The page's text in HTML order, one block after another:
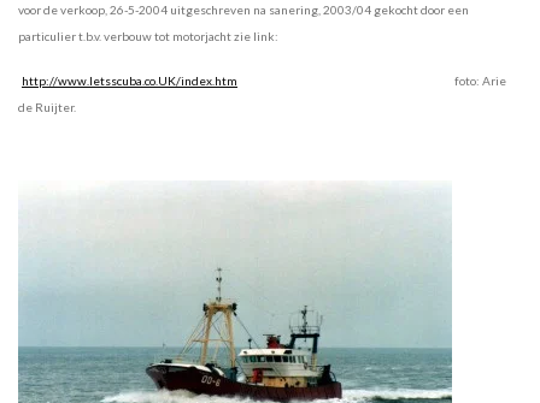
voor de verkoop, 26-5-2004 uitgeschreven na sanering, 2003/04 gekocht door een
particulier t.b.v. verbouw tot motorjacht zie link:
http://www.letsscuba.co.UK/index.htm
foto: Arie
de Ruijter.